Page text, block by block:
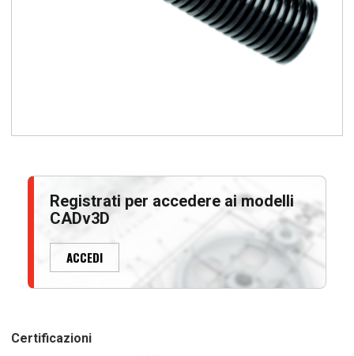
Registrati per accedere ai modelli
CADv3D
ACCEDI
Certificazioni